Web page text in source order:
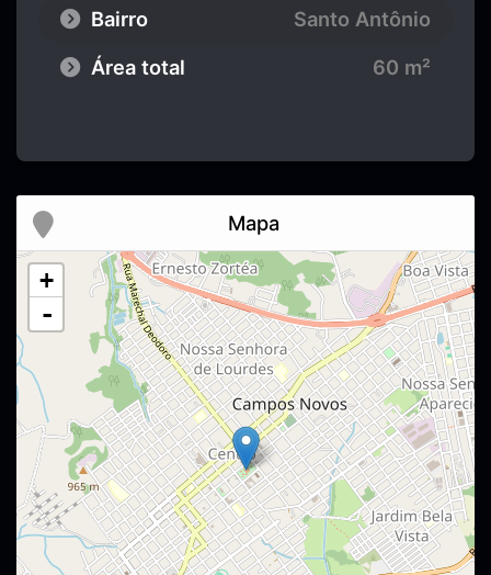
Bairro
Santo Antônio
Área total
60 m²
Mapa
+
-